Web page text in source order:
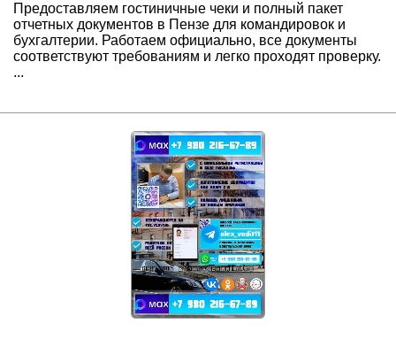
Предоставляем гостиничные чеки и полный пакет
отчетных документов в Пензе для командировок и
бухгалтерии. Работаем официально, все документы
соответствуют требованиям и легко проходят проверку.
...